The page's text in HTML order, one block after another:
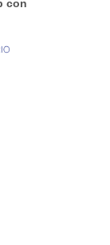
con